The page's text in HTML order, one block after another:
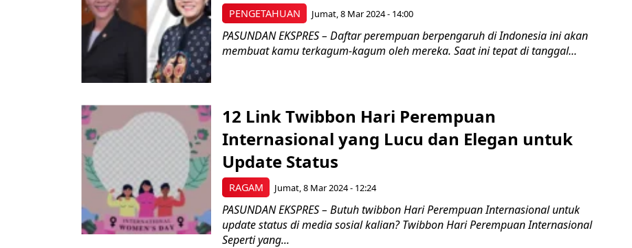
PENGETAHUAN Jumat, 8 Mar 2024 - 14:00
PASUNDAN EKSPRES – Daftar perempuan berpengaruh di Indonesia ini akan
membuat kamu terkagum-kagum oleh mereka. Saat ini tepat di tanggal...
RAGAM
12 Link Twibbon Hari Perempuan
Internasional yang Lucu dan Elegan untuk
Update Status
Jumat, 8 Mar 2024 - 12:24
PASUNDAN EKSPRES – Butuh twibbon Hari Perempuan Internasional untuk
update status di media sosial kalian? Twibbon Hari Perempuan Internasional
Seperti yang...